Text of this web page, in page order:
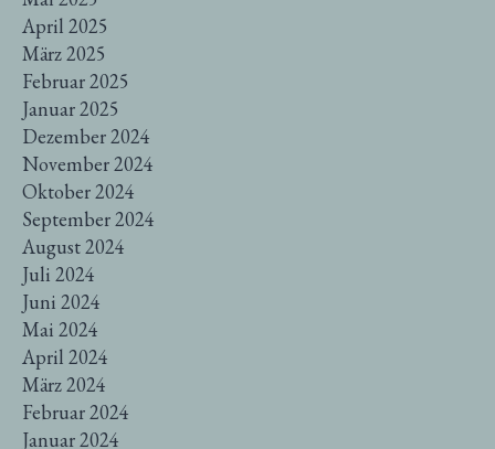
April 2025
März 2025
Februar 2025
Januar 2025
Dezember 2024
November 2024
Oktober 2024
September 2024
August 2024
Juli 2024
Juni 2024
Mai 2024
April 2024
März 2024
Februar 2024
Januar 2024